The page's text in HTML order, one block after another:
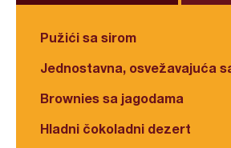
Pužići sa sirom
Jednostavna, osvežavajuća
Brownies sa jagodama
Hladni čokoladni dezert